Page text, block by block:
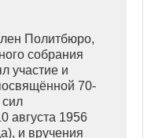
Политбюро,
собрания
участие и
70-
августа 1956
и вручения